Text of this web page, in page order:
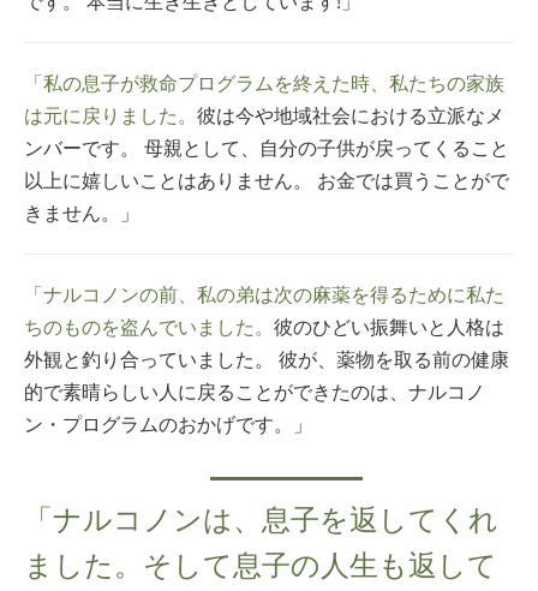
「私の息子が救命プログラムを終えた時、私たちの家族
は元に戻りました。 彼は今や地域社会における立派なメ
ンバーです。 母親として、自分の子供が戻ってくること
以上に嬉しいことはありません。 お金では買うことがで
きません。」
「ナルコノンの前、私の弟は次の麻薬を得るために私た
ちのものを盗んでいました。 彼のひどい振舞いと人格は
外観と釣り合っていました。 彼が、薬物を取る前の健康
的で素晴らしい人に戻ることができたのは、ナルコノ
ン・プログラムのおかげです。」
「ナルコノンは、息子を返してくれ
ました。そして息子の人生も返して